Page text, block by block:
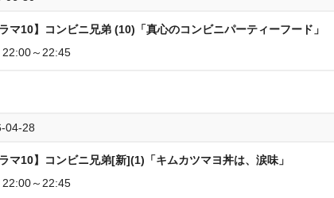
ラマ10】コンビニ兄弟 (10)「真心のコンビニパーティーフード」
22:00～22:45
04-28
ラマ10】コンビニ兄弟[新](1)「キムカツマヨ丼は、涙味」
22:00～22:45